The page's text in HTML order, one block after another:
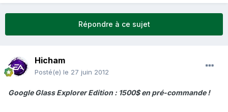
Répondre à ce sujet
Hicham
Posté(e) le 27 juin 2012
Google Glass Explorer Edition : 1500$ en pré-commande !